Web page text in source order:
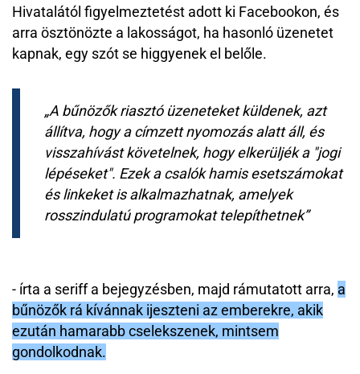
Hivatalától figyelmeztetést adott ki Facebookon, és
arra ösztönözte a lakosságot, ha hasonló üzenetet
kapnak, egy szót se higgyenek el belőle.
A bűnözők riasztó üzeneteket küldenek, azt
állítva, hogy a címzett nyomozás alatt áll, és
visszahívást követelnek, hogy elkerüljék a "jogi
lépéseket". Ezek a csalók hamis esetszámokat
és linkeket is alkalmazhatnak, amelyek
rosszindulatú programokat telepíthetnek
- írta a seriff a bejegyzésben, majd rámutatott arra, a
bűnözők rá kívánnak ijeszteni az emberekre, akik
ezután hamarabb cselekszenek, mintsem
gondolkodnak.